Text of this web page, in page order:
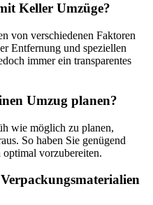
Keller Umzüge?
von verschiedenen Faktoren
Entfernung und speziellen
immer ein transparentes
Umzug planen?
wie möglich zu planen,
So haben Sie genügend
vorzubereiten.